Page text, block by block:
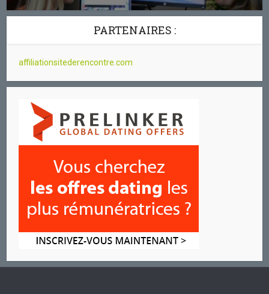
PARTENAIRES :
affiliationsitederencontre.com